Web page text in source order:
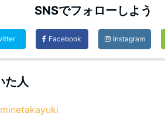
SNSでフォローしよう
Facebook Instagram
た人